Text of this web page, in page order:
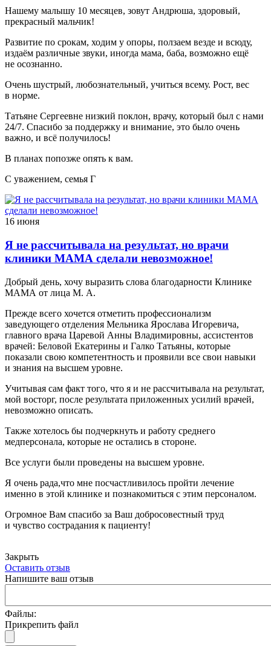
Нашему малышу 10 месяцев, зовут Андрюша, здоровый,
прекрасный мальчик!
Развитие по срокам, ходим у опоры, ползаем везде и всюду,
издаём различные звуки, иногда мама, баба, возможно ещё
не осознанно.
Очень шустрый, любознательный, учиться всему. Рост, вес
в норме.
Татьяне Сергеевне низкий поклон, врачу, который был с нами
24/7. Спасибо за поддержку и внимание, это было очень
важно, и всё получилось!
В планах попозже опять к вам.
С уважением, семья Г
16 июня
Я не рассчитывала на результат, но врачи
клиники МАМА сделали невозможное!
Добрый день, хочу выразить слова благодарности Клинике
МАМА от лица М. А.
Прежде всего хочется отметить профессионализм
заведующего отделения Мельника Ярослава Игоревича,
главного врача Царевой Анны Владимировны, ассистентов
врачей: Беловой Екатерины и Галко Татьяны, которые
показали свою компетентность и проявили все свои навыки
и знания на высшем уровне.
Учитывая сам факт того, что я и не рассчитывала на результат,
мой восторг, после результата приложенных усилий врачей,
невозможно описать.
Также хотелось бы подчеркнуть и работу среднего
медперсонала, которые не остались в стороне.
Все услуги были проведены на высшем уровне.
Я очень рада,что мне посчастливилось пройти лечение
именно в этой клинике и познакомиться с этим персоналом.
Огромное Вам спасибо за Ваш добросовестный труд
и чувство сострадания к пациенту!
Закрыть
Оставить отзыв
Напишите ваш отзыв
Файлы:
Прикрепить файл